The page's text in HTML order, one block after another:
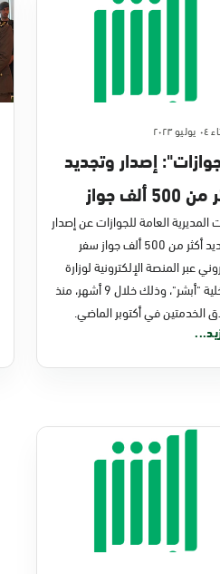
٢٠٢٣
إصدار وتجديد
أكثر من 500 ألف جواز
إلكتروني عبر "أبشر"
المديرية العامة للجوازات عن إصدار
وتجديد أكثر من 500 ألف جواز سفر
عبر المنصة الإلكترونية لوزارة
الداخلية "أبشر"، وذلك خلال 9 أشهر، منذ
الخدمتين في أكتوبر الماضي.